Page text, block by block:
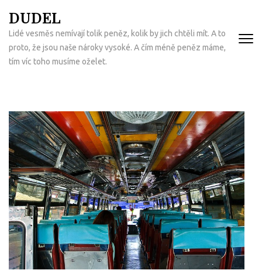
na
obsah
(Enter)
DUDEL
Lidé vesměs nemívají tolik peněz, kolik by jich chtěli mít. A to
proto, že jsou naše nároky vysoké. A čím méně peněz máme,
tím víc toho musíme oželet.